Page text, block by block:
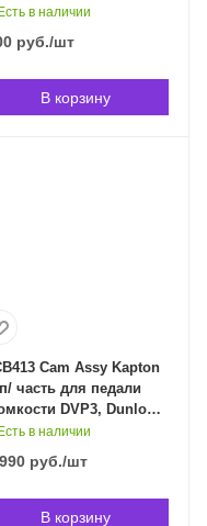
FFT-MX10 в
в наличии
руб./шт
В корзину
Cam Assy Kapton
часть для педали
DVP3, Dunlop
в Владивостоке
Есть в наличии
руб./шт
В корзину